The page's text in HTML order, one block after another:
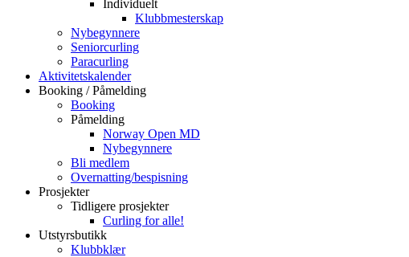
Individuelt
Klubbmesterskap
Nybegynnere
Seniorcurling
Paracurling
Aktivitetskalender
Booking / Påmelding
Booking
Påmelding
Norway Open MD
Nybegynnere
Bli medlem
Overnatting/bespisning
Prosjekter
Tidligere prosjekter
Curling for alle!
Utstyrsbutikk
Klubbklær